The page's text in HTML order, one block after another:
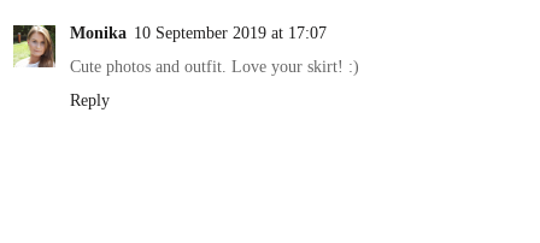
Monika 10 September 2019 at 17:07
Cute photos and outfit. Love your skirt! :)
Reply